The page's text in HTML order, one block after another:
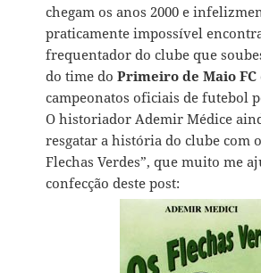
chegam os anos 2000 e
praticamente impossível
frequentador do clube que
do time doPrimeiro de Maio FC
campeonatos oficiais de futebol
O historiador Ademir Médice
resgatar a história do clube com
Flechas Verdes”, que muito me
confecção deste post: